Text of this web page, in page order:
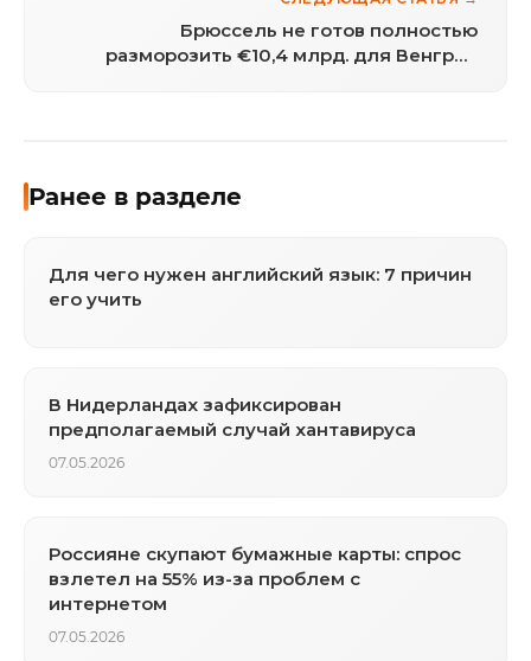
Брюссель не готов полностью
разморозить €10,4 млрд. для Венгрии
Ранее в разделе
Для чего нужен английский язык: 7 причин
его учить
В Нидерландах зафиксирован
предполагаемый случай хантавируса
07.05.2026
Россияне скупают бумажные карты: спрос
взлетел на 55% из-за проблем с
интернетом
07.05.2026